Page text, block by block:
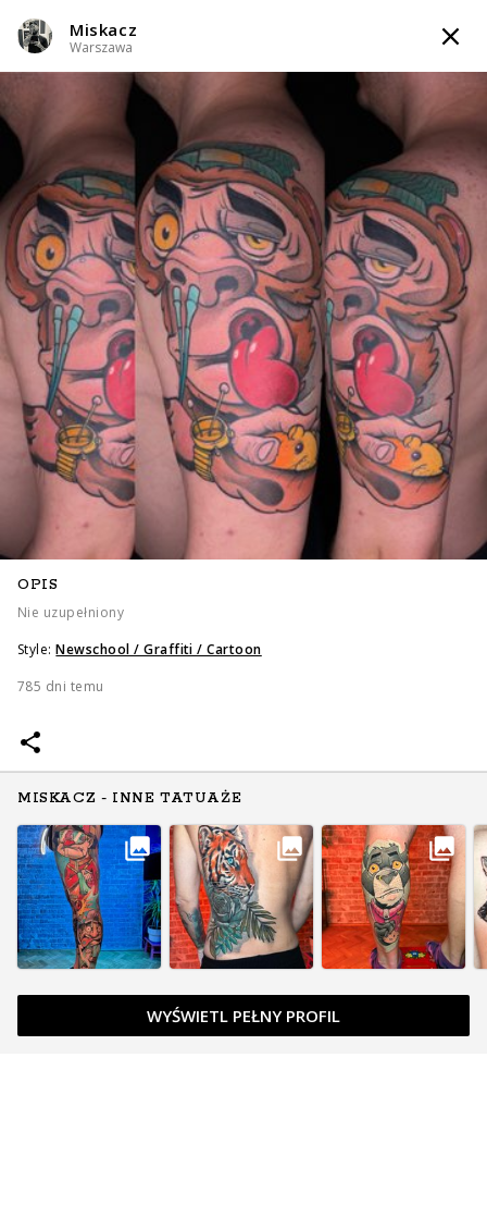
Miskacz
Warszawa
Styl tatuażu: Black & Grey / Graficzny / Sketch / Neo-tradycyjny /
Newschool / Graffiti / Cartoon
WIADOMOŚĆ
TATUAŻE WZORY INFO
Miskacz
Warszawa
OPIS
Nie uzupełniony
Style: Newschool / Graffiti / Cartoon
785 dni temu
MISKACZ - INNE TATUAŻE
WYŚWIETL PEŁNY PROFIL